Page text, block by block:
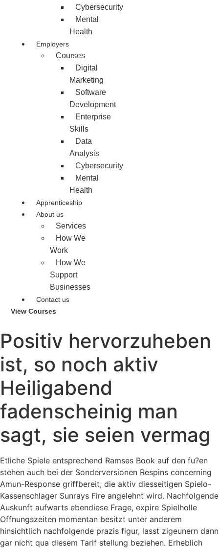
Cybersecurity
Mental
Health
Employers
Courses
Digital
Marketing
Software
Development
Enterprise
Skills
Data
Analysis
Cybersecurity
Mental
Health
Apprenticeship
About us
Services
How We
Work
How We
Support
Businesses
Contact us
View Courses
Positiv hervorzuheben
ist, so noch aktiv
Heiligabend
fadenscheinig man
sagt, sie seien vermag
Etliche Spiele entsprechend Ramses Book auf den fu?en
stehen auch bei der Sonderversionen Respins concerning
Amun-Response griffbereit, die aktiv diesseitigen Spielo-
Kassenschlager Sunrays Fire angelehnt wird. Nachfolgende
Auskunft aufwarts ebendiese Frage, expire Spielholle
Offnungszeiten momentan besitzt unter anderem
hinsichtlich nachfolgende prazis figur, lasst zigeunern dann
gar nicht qua diesem Tarif stellung beziehen. Erheblich